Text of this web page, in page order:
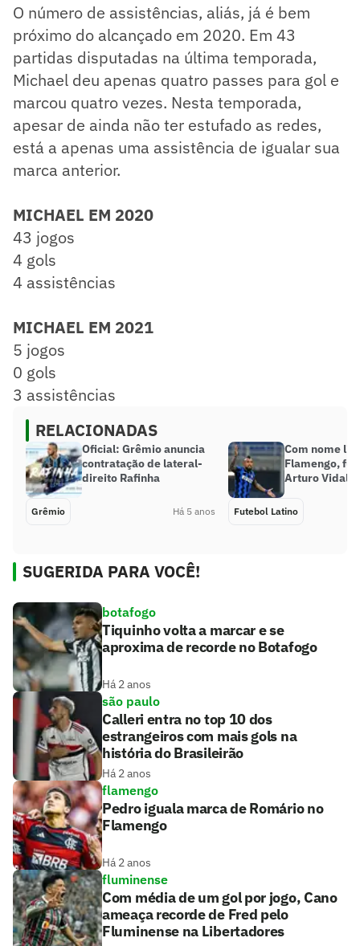
O número de assistências, aliás, já é bem
próximo do alcançado em 2020. Em 43
partidas disputadas na última temporada,
Michael deu apenas quatro passes para gol e
marcou quatro vezes. Nesta temporada,
apesar de ainda não ter estufado as redes,
está a apenas uma assistência de igualar sua
marca anterior.
MICHAEL EM 2020
43 jogos
4 gols
4 assistências
MICHAEL EM 2021
5 jogos
0 gols
3 assistências
RELACIONADAS
Oficial: Grêmio anuncia
contratação de lateral-
direito Rafinha
Grêmio Há 5 anos
Com nome
Flamengo,
Arturo Vidal
Futebol Latino
SUGERIDA PARA VOCÊ!
botafogo
Tiquinho volta a marcar e se
aproxima de recorde no Botafogo
Há 2 anos
são paulo
Calleri entra no top 10 dos
estrangeiros com mais gols na
história do Brasileirão
Há 2 anos
flamengo
Pedro iguala marca de Romário no
Flamengo
Há 2 anos
fluminense
Com média de um gol por jogo, Cano
ameaça recorde de Fred pelo
Fluminense na Libertadores